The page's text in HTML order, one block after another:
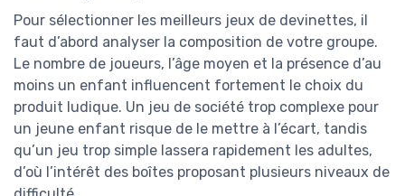
Pour sélectionner les meilleurs jeux de devinettes, il
faut d’abord analyser la composition de votre groupe.
Le nombre de joueurs, l’âge moyen et la présence d’au
moins un enfant influencent fortement le choix du
produit ludique. Un jeu de société trop complexe pour
un jeune enfant risque de le mettre à l’écart, tandis
qu’un jeu trop simple lassera rapidement les adultes,
d’où l’intérêt des boîtes proposant plusieurs niveaux de